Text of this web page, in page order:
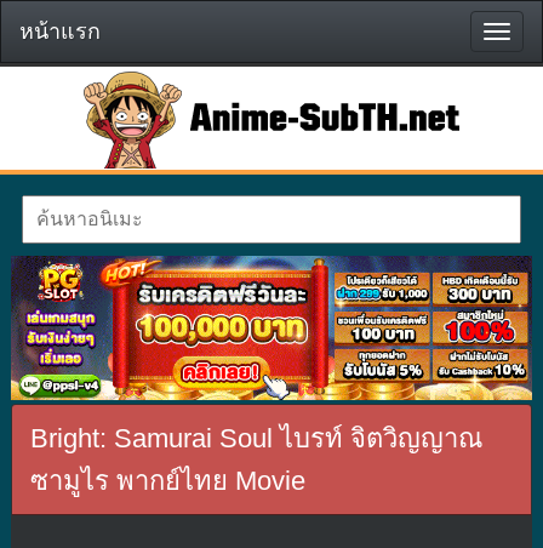
หน้า
แรก
หน้าแรก
Bright: Samurai Soul ไบรท์ จิตวิญญาณ
ซามูไร พากย์ไทย Movie